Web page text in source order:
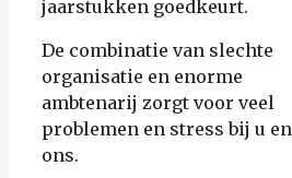
jaarstukken goedkeurt.
De combinatie van slechte
organisatie en enorme
ambtenarij zorgt voor veel
problemen en stress bij u en
ons.